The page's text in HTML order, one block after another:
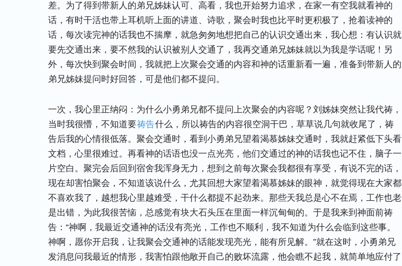
差。为了得到带新人的弟兄姊妹认可、高看，我也开始努力追求，在家一有空我就看神的
话，有时干活也带上耳机听上面的讲道、诗歌，聚会时我也比平时更积极了，抢着读神的
话，每次读完神的话我也不揣摩，就急匆匆地想把自己的认识交通出来，我心想：有认识就
要先交通出来，要不然我的认识被别人交通了，我再交通弟兄姊妹就以为我是学话呢！另
外，每次快到聚会时间，我就把上次聚会交通的内容和神的话重新看一遍，准备到带新人的
弟兄姊妹提问时好回答，可是他们都不提问。
一次，我心里正纳闷：为什么小勇弟兄都不提问上次聚会的内容呢？刘姊妹突然让我代祷，
当时我很懵，不知道要祷告什么，所以祷告的内容很空洞干巴，草草说几句就收尾了，祷
告后我的心情很低落。聚会交通时，看到小勇弟兄望着渴慕姊妹交通时，我就赶紧低下头看
文档，心里很难过。再看神的话语也没一点光亮，他们交通过的神的话我也记不住，脑子一
片空白。聚完会后回到宿舍我浑身无力，想到之前每次聚会我都很有享受，有说不完的话，
现在却害怕聚会，不知道该说什么，尤其回想大家望着渴慕姊妹的眼神，就觉得现在大家都
不喜欢我了，越想我心里越难受，干什么都提不起劲来。那些天我总是心不在焉，工作也老
是出错，为此我很苦恼，总感觉有块大石头压在里面一样沉甸甸的。于是我来到神面前祷
告：“神啊，我最近交通神的话没有亮光，工作也不顺利，我不知道为什么会临到这些事。
神啊，愿你开启我，让我聚会交通神的话能发现亮光，能有所见解。”就在这时，小勇弟兄
发消息问我最近的情形，我害怕跟他敞开自己的败坏流露，他会瞧不起我，就简单地应付了